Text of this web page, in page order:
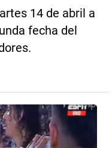
14 de abril a
fecha del